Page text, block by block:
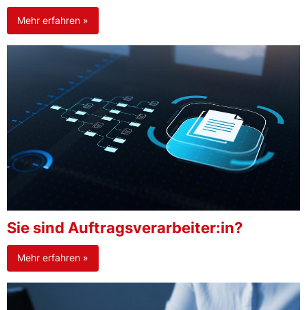
Mehr erfahren »
Sie sind Auftragsverarbeiter:in?
Mehr erfahren »